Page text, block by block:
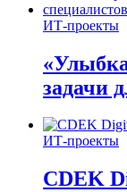
ИТ-проекты
задачи
ИТ-проекты
CDEK